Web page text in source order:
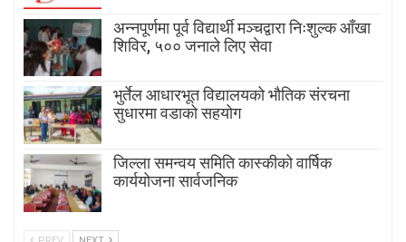
अन्नपूर्णमा पूर्व विद्यार्थी मञ्चद्वारा निःशुल्क आँखा
शिविर, ५०० जनाले लिए सेवा
भुर्तेल आधारभूत विद्यालयको भौतिक संरचना
सुधारमा वडाको सहयोग
जिल्ला समन्वय समिति कास्कीको वार्षिक
कार्ययोजना सार्वजनिक